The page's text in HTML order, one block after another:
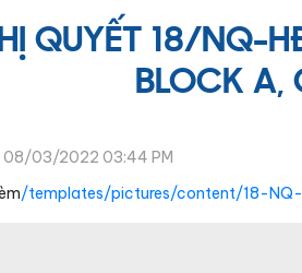
QUYẾT 18/NQ-
BLOCK A,
08/03/2022 03:44 PM
/templates/pictures/content/18-